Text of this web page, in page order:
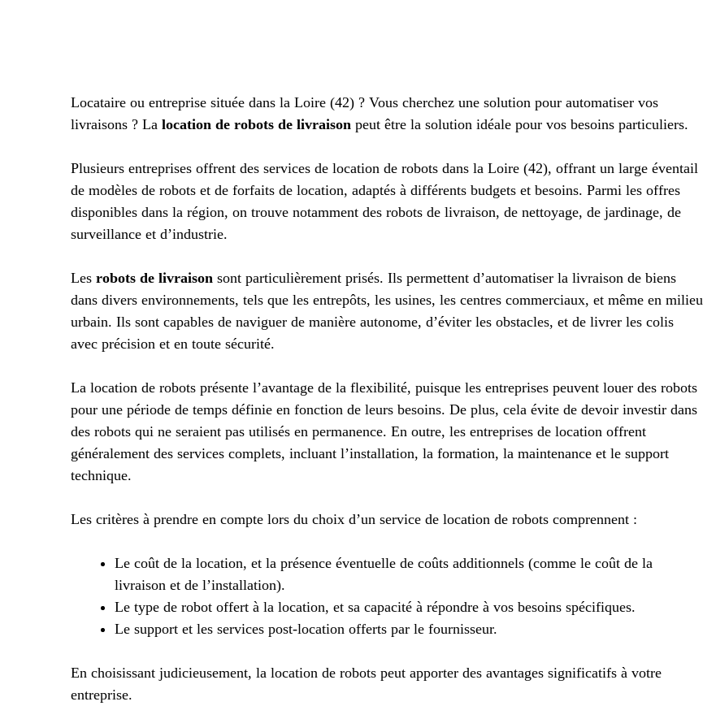
Locataire ou entreprise située dans la Loire (42) ? Vous cherchez une solution pour automatiser vos
livraisons ? La location de robots de livraison peut être la solution idéale pour vos besoins particuliers.
Plusieurs entreprises offrent des services de location de robots dans la Loire (42), offrant un large éventail
de modèles de robots et de forfaits de location, adaptés à différents budgets et besoins. Parmi les offres
disponibles dans la région, on trouve notamment des robots de livraison, de nettoyage, de jardinage, de
surveillance et d’industrie.
Les robots de livraison sont particulièrement prisés. Ils permettent d’automatiser la livraison de biens
dans divers environnements, tels que les entrepôts, les usines, les centres commerciaux, et même en milieu
urbain. Ils sont capables de naviguer de manière autonome, d’éviter les obstacles, et de livrer les colis
avec précision et en toute sécurité.
La location de robots présente l’avantage de la flexibilité, puisque les entreprises peuvent louer des robots
pour une période de temps définie en fonction de leurs besoins. De plus, cela évite de devoir investir dans
des robots qui ne seraient pas utilisés en permanence. En outre, les entreprises de location offrent
généralement des services complets, incluant l’installation, la formation, la maintenance et le support
technique.
Les critères à prendre en compte lors du choix d’un service de location de robots comprennent :
Le coût de la location, et la présence éventuelle de coûts additionnels (comme le coût de la
livraison et de l’installation).
Le type de robot offert à la location, et sa capacité à répondre à vos besoins spécifiques.
Le support et les services post-location offerts par le fournisseur.
En choisissant judicieusement, la location de robots peut apporter des avantages significatifs à votre
entreprise.